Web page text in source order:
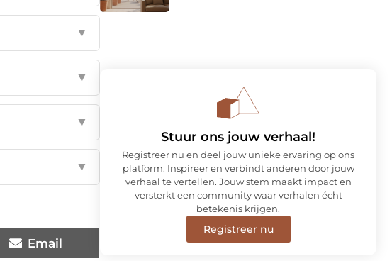
▼
▼
▼
▼
Email
Stuur ons jouw verhaal!
Registreer nu en deel jouw unieke ervaring op ons
platform. Inspireer en verbindt anderen door jouw
verhaal te vertellen. Jouw stem maakt impact en
versterkt een community waar verhalen écht
betekenis krijgen.
Registreer nu